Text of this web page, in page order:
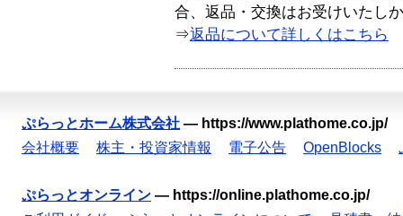
合、返品・交換はお受けいたし
⇒返品について詳しくはこちら
ぷらっとホーム株式会社 — https://www.plathome.co.jp/
会社概要
株主・投資家情報 電子公告 OpenBlocks
ぷらっとオンライン — https://online.plathome.co.jp/